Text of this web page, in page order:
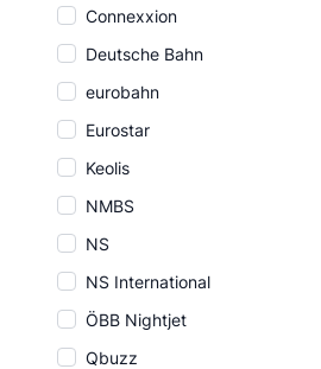
Connexxion
Deutsche Bahn
eurobahn
Eurostar
Keolis
NMBS
NS
NS International
ÖBB Nightjet
Qbuzz